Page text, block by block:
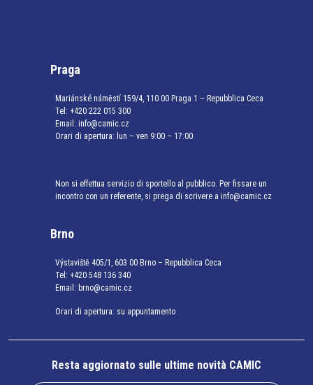
Praga
Mariánské náměstí 159/4, 110 00 Praga 1 – Repubblica Ceca
Tel: +420 222 015 300
Email: info@camic.cz
Orari di apertura: lun – ven 9:00 – 17:00
Non si effettua servizio di sportello al pubblico. Per fissare un
incontro con un referente, si prega di scrivere a info@camic.cz
Brno
Výstaviště 405/1, 603 00 Brno – Repubblica Ceca
Tel: +420 548 136 340
Email: brno@camic.cz
Orari di apertura: su appuntamento
Resta aggiornato sulle ultime novità CAMIC